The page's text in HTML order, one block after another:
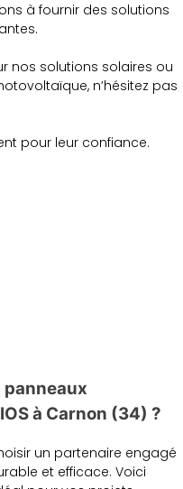
à fournir des solutions
nos solutions solaires ou
n’hésitez pas
pour leur confiance.
à Carnon (34) ?
un partenaire engagé
et efficace. Voici